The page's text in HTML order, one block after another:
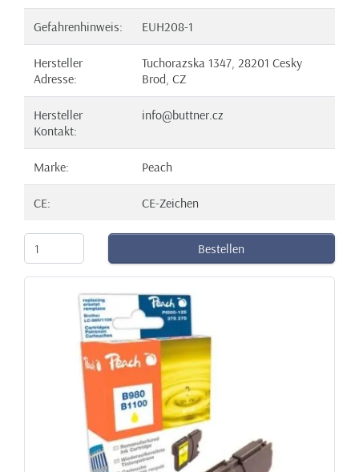
Gefahrenhinweis: EUH208-1
Hersteller
Adresse:
Tuchorazska 1347, 28201 Cesky
Brod, CZ
Hersteller
Kontakt:
info@buttner.cz
Marke: Peach
CE: CE-Zeichen
Bestellen